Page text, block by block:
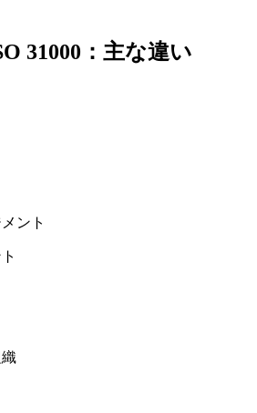
31000：主な違い
ント